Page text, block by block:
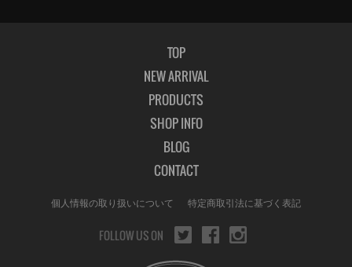
TOP
NEW ARRIVAL
PRODUCTS
SHOP INFO
BLOG
CONTACT
個人情報の取り扱いについて 特定商取引法に基づく表記
FOLLOW US ON